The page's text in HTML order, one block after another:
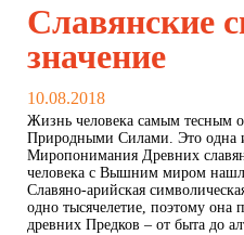
Славянские
значение
10.08.2018
Жизнь человека самым тесным
Природными Силами. Это одна
Миропонимания Древних
человека с Вышним миром
Славяно-арийская
одно тысячелетие, поэтому она
древних Предков – от быта до